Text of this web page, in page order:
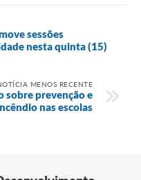
sessões
nesta quinta (15)
MENOS RECENTE
sobre prevenção e
nas escolas